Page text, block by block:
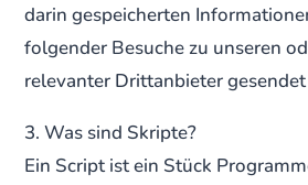
darin gespeicherten
folgender Besuche zu unseren
relevanter Drittanbieter
3. Was sind Skripte?
Ein Script ist ein Stück